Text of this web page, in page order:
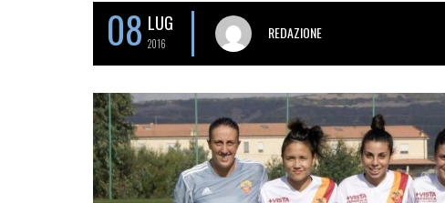
08 LUG
2016
REDAZIONE